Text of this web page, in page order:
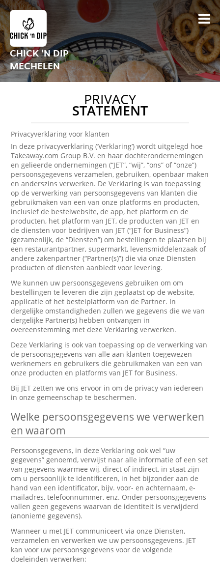
CHICK 'N DIP
MECHELEN
PRIVACY
STATEMENT
Privacyverklaring voor klanten
In deze privacyverklaring (‘Verklaring’) wordt uitgelegd hoe
Takeaway.com Group B.V. en haar dochterondernemingen
en gelieerde ondernemingen (“JET”, “wij”, “ons” of “onze”)
persoonsgegevens verzamelen, gebruiken, openbaar maken
en anderszins verwerken. De Verklaring is van toepassing
op de verwerking van persoonsgegevens van klanten die
gebruikmaken van een van onze platforms en producten,
inclusief de bestelwebsite, de app, het platform en de
producten, het platform van JET, de producten van JET en
de diensten voor bedrijven van JET (“JET for Business”)
(gezamenlijk, de “Diensten”) om bestellingen te plaatsen bij
een restaurantpartner, supermarkt, levensmiddelenzaak of
andere zakenpartner (“Partner(s)”) die via onze Diensten
producten of diensten aanbiedt voor levering.
We kunnen uw persoonsgegevens gebruiken om om
bestellingen te leveren die zijn geplaatst op de website,
applicatie of het bestelplatform van de Partner. In
dergelijke omstandigheden zullen we gegevens die we van
dergelijke Partner(s) hebben ontvangen in
overeenstemming met deze Verklaring verwerken.
Deze Verklaring is ook van toepassing op de verwerking van
de persoonsgegevens van alle aan klanten toegewezen
werknemers en gebruikers die gebruikmaken van een van
onze producten en platforms van JET for Business.
Bij JET zetten we ons ervoor in om de privacy van iedereen
in onze gemeenschap te beschermen.
Welke persoonsgegevens we verwerken
en waarom
Persoonsgegevens, in deze Verklaring ook wel “uw
gegevens” genoemd, verwijst naar alle informatie of een set
van gegevens waarmee wij, direct of indirect, in staat zijn
om u persoonlijk te identificeren, in het bijzonder aan de
hand van een identificator, bijv. voor- en achternaam, e-
mailadres, telefoonnummer, enz. Onder persoonsgegevens
vallen geen gegevens waarvan de identiteit is verwijderd
(anonieme gegevens).
Wanneer u met JET communiceert via onze Diensten,
verzamelen en verwerken we uw persoonsgegevens. JET
kan voor uw persoonsgegevens voor de volgende
doeleinden verwerken: